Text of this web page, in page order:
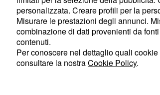
personalizzata. Creare profili per la
Misurare le prestazioni degli annunci.
combinazione di dati provenienti da
contenuti.
Per conoscere nel dettaglio quali
consultare la nostraCookie Policy.